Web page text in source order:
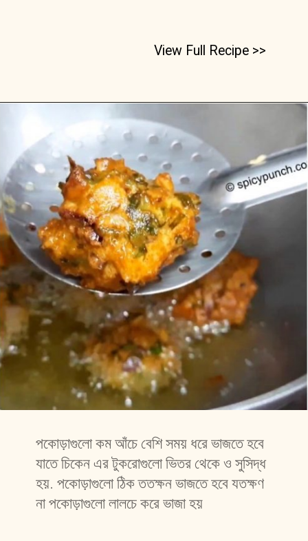
View Full Recipe >>
পকোড়াগুলো কম আঁচে বেশি সময় ধরে ভাজতে হবে
যাতে চিকেন এর টুকরোগুলো ভিতর থেকে ও সুসিদ্ধ
হয়. পকোড়াগুলো ঠিক ততক্ষন ভাজতে হবে যতক্ষণ
না পকোড়াগুলো লালচে করে ভাজা হয়